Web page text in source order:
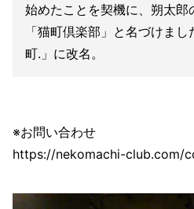
始めたことを契機に、朔太郎
「猫町倶楽部」と名づけま
町.」に改名。
※お問い合わせ
https://nekomachi-club.com/